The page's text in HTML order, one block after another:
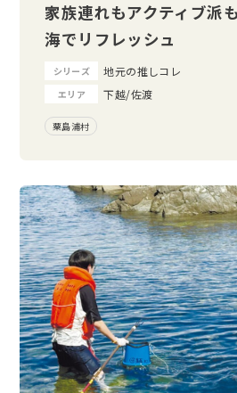
家族連れもアクティブ派
海でリフレッシュ
シリーズ 地元の推しコレ
エリア 下越/佐渡
粟島浦村